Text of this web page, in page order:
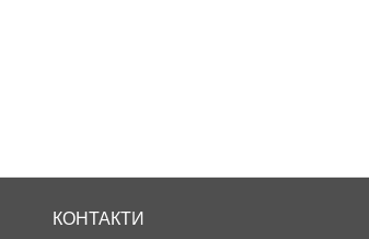
КОНТАКТИ